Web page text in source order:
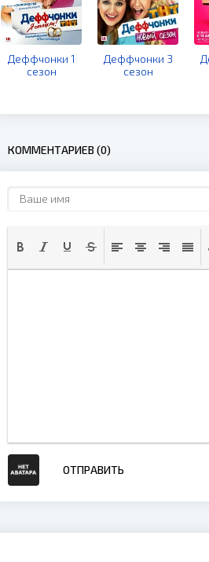
Деффчонки 1
сезон
Деффчонки 3
сезон
КОММЕНТАРИЕВ (0)
ОТПРАВИТЬ